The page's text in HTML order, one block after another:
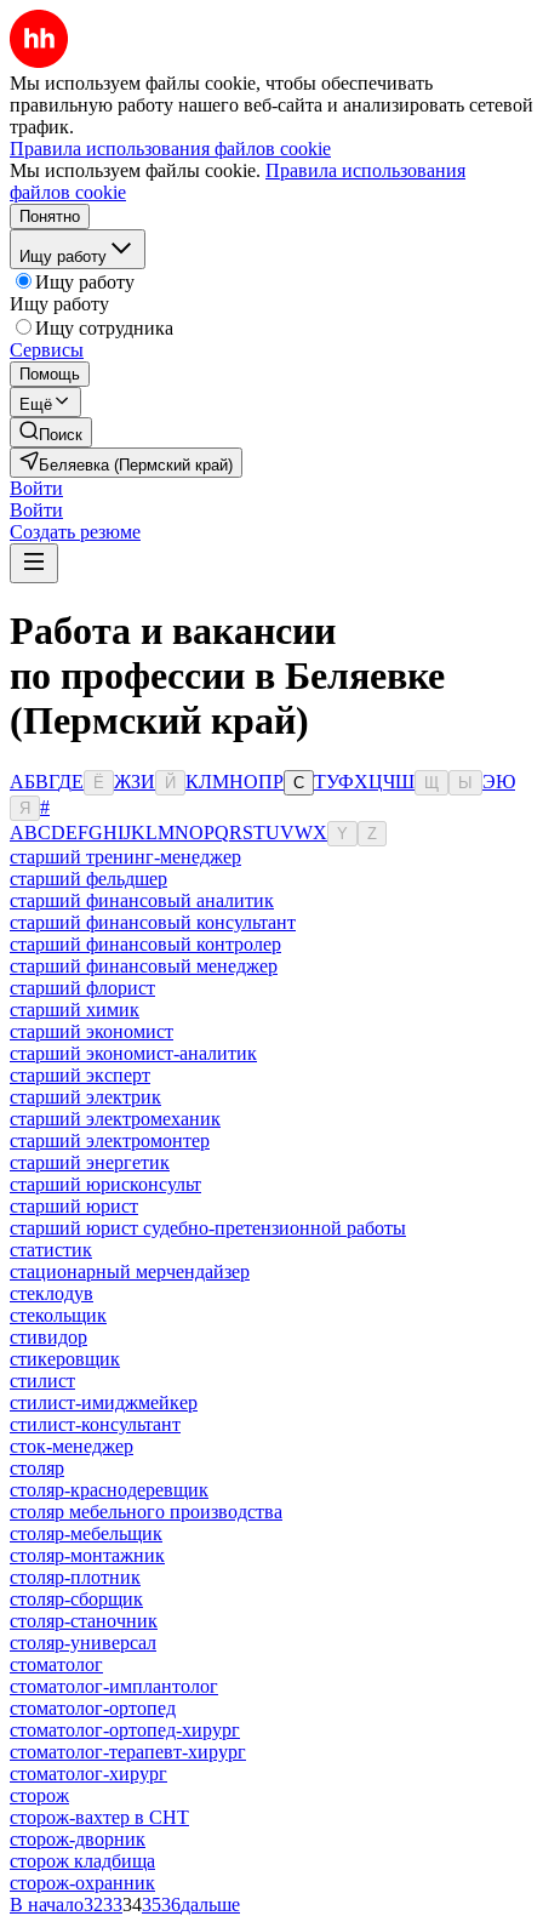
Мы используем файлы cookie, чтобы обеспечивать
правильную работу нашего веб-сайта и анализировать сетевой
трафик.
Правила использования файлов cookie
Мы используем файлы cookie. Правила использования
файлов cookie
Понятно
Ищу работу
Ищу работу
Ищу работу
Ищу сотрудника
Сервисы
Помощь
Ещё
Поиск
Беляевка (Пермский край)
Войти
Войти
Создать резюме
Работа и вакансии
по профессии в Беляевке
(Пермский край)
АБВГДЕ Ё ЖЗИ Й КЛМНОПР С ТУФХЦЧШ Ы ЭЮ
Я
#
ABCDEFGHIJKLMNOPQRSTUVWX Y Z
старший тренинг-менеджер
старший фельдшер
старший финансовый аналитик
старший финансовый консультант
старший финансовый контролер
старший финансовый менеджер
старший флорист
старший химик
старший экономист
старший экономист-аналитик
старший эксперт
старший электрик
старший электромеханик
старший электромонтер
старший энергетик
старший юрисконсульт
старший юрист
старший юрист судебно-претензионной работы
статистик
стационарный мерчендайзер
стеклодув
стекольщик
стивидор
стикеровщик
стилист
стилист-имиджмейкер
стилист-консультант
сток-менеджер
столяр
столяр-краснодеревщик
столяр мебельного производства
столяр-мебельщик
столяр-монтажник
столяр-плотник
столяр-сборщик
столяр-станочник
столяр-универсал
стоматолог
стоматолог-имплантолог
стоматолог-ортопед
стоматолог-ортопед-хирург
стоматолог-терапевт-хирург
стоматолог-хирург
сторож
сторож-вахтер в СНТ
сторож-дворник
сторож кладбища
сторож-охранник
В начало3233343536дальше